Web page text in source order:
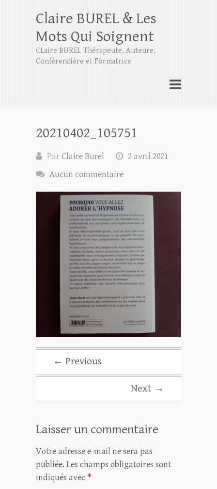
Claire BUREL & Les
Mots Qui Soignent
CLaire BUREL Thérapeute, Auteure,
Conférencière et Formatrice
20210402_105751
ParClaire Burel
2 avril 2021
Aucun commentaire
← Previous
Next →
Laisser un commentaire
Votre adresse e-mail ne sera pas
publiée. Les champs obligatoires sont
indiqués avec *